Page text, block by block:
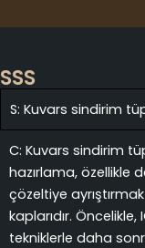
SSS
S: Kuvars sindirim
C: Kuvars sindirim
hazırlama, özellikle
çözeltiye
kaplarıdır. Öncelikle,
tekniklerle daha